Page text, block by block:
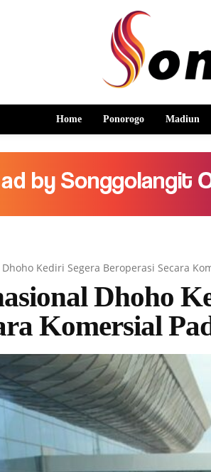
Home Ponorogo Madiun
Kediri Segera Beroperasi Secara
Dhoho
Komersial